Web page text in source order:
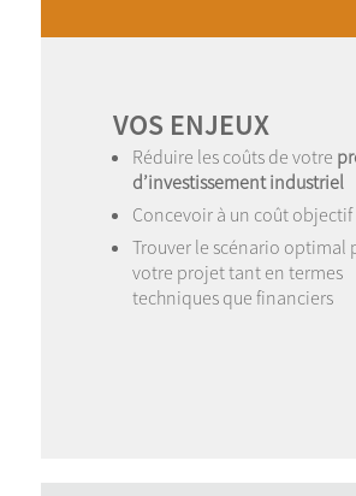
VOS ENJEUX
Réduire les coûts de votre
d’investissement industriel
Concevoir à un coût objectif
Trouver le scénario optimal
votre projet tant en termes
techniques que financiers